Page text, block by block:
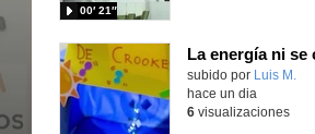
00′ 21″
Contenido educativo.
subido por Luis M.
hace un dia
6visualizaciones